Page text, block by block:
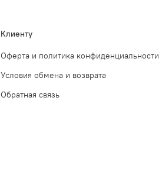
Клиенту
Оферта и политика конфиденциальности
Условия обмена и возврата
Обратная связь